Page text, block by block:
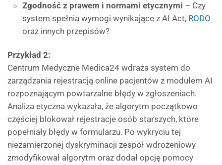
Zgodność z prawem i normami etycznymi – Czy
system spełnia wymogi wynikające z AI Act, RODO
oraz innych przepisów?
Przykład 2:
Centrum Medyczne Medica24 wdraża system do
zarządzania rejestracją online pacjentów z modułem AI
rozpoznającym powtarzalne błędy w zgłoszeniach.
Analiza etyczna wykazała, że algorytm początkowo
częściej blokował rejestracje osób starszych, które
popełniały błędy w formularzu. Po wykryciu tej
niezamierzonej dyskryminacji zespół wdrożeniowy
zmodyfikował algorytm oraz dodał opcję pomocy